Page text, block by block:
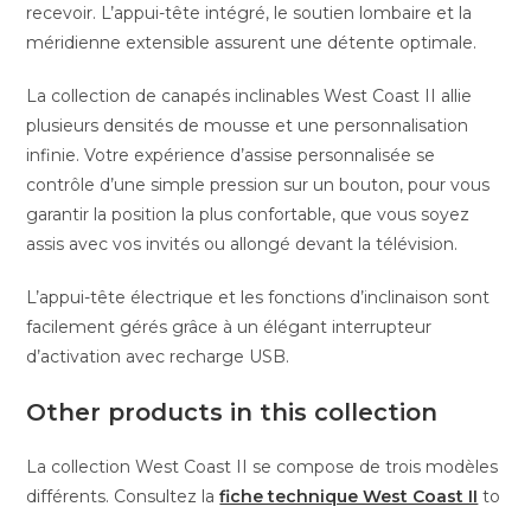
recevoir. L’appui-tête intégré, le soutien lombaire et la
méridienne extensible assurent une détente optimale.
La collection de canapés inclinables West Coast II allie
plusieurs densités de mousse et une personnalisation
infinie. Votre expérience d’assise personnalisée se
contrôle d’une simple pression sur un bouton, pour vous
garantir la position la plus confortable, que vous soyez
assis avec vos invités ou allongé devant la télévision.
L’appui-tête électrique et les fonctions d’inclinaison sont
facilement gérés grâce à un élégant interrupteur
d’activation avec recharge USB.
Other products in this collection
La collection West Coast II se compose de trois modèles
différents. Consultez lafiche technique West Coast II to